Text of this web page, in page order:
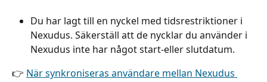
Du har lagt till en nyckel med tidsrestriktioner i
Nexudus. Säkerställ att de nycklar du använder i
Nexudus inte har något start-eller slutdatum.
👉 När synkroniseras användare mellan Nexudus